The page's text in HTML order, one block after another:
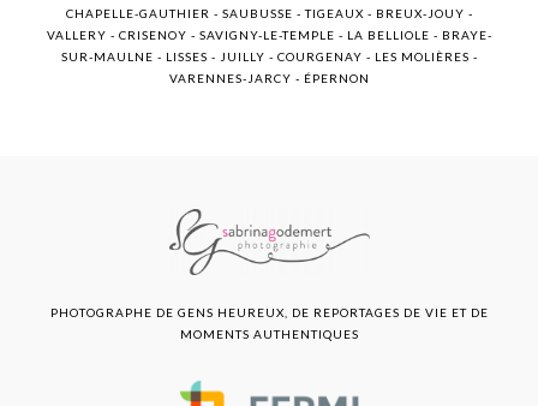
CHAPELLE-GAUTHIER - SAUBUSSE - TIGEAUX - BREUX-JOUY -
VALLERY - CRISENOY - SAVIGNY-LE-TEMPLE - LA BELLIOLE - BRAYE-
SUR-MAULNE - LISSES - JUILLY - COURGENAY - LES MOLIÈRES -
VARENNES-JARCY - ÉPERNON
PHOTOGRAPHE DE GENS HEUREUX, DE REPORTAGES DE VIE ET DE
MOMENTS AUTHENTIQUES